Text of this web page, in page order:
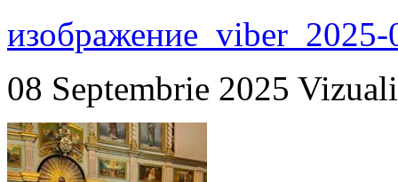
08 Septembrie 2025